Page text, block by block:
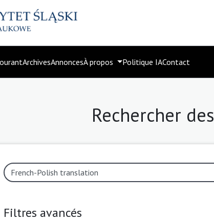
ArchivesAnnoncesÀ propos Politique IAContact
Rechercher
Filtres avancés